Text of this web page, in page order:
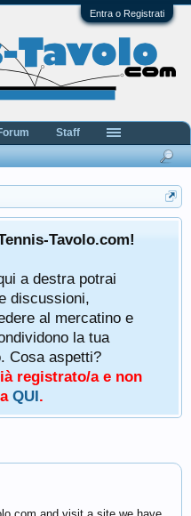
Entra o Registrati
Tavolo.com!
a destra potrai
discussioni,
al mercatino e
la tua
Cosa aspetti?
registrato/a e non
QUI.
Staff